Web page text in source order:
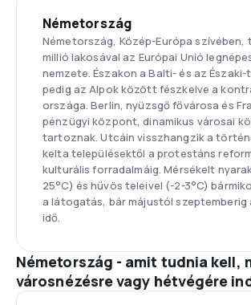
Németország
Németország, Közép-Európa szívében,
millió lakosával az Európai Unió
nemzete. Északon a Balti- és az
pedig az Alpok között fészkelve a
országa. Berlin, nyüzsgő fővárosa és
pénzügyi központ, dinamikus városai
tartoznak. Utcáin visszhangzik a
kelta településektől a protestáns
kulturális forradalmáig. Mérsékelt
25°C) és hűvös teleivel (-2-3°C)
a látogatás, bár májustól szeptemberig
idő.
Németország - amit tudnia kell,
városnézésre vagy hétvégére